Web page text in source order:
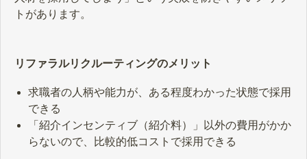
トがあります。
リファラルリクルーティングのメリット
求職者の人柄や能力が、ある程度わかった状態で採用
できる
「紹介インセンティブ（紹介料）」以外の費用がかか
らないので、比較的低コストで採用できる